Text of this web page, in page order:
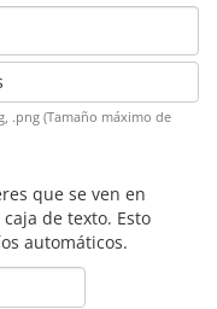
.png (Tamaño máximo de
que se ven en
de texto. Esto
automáticos.